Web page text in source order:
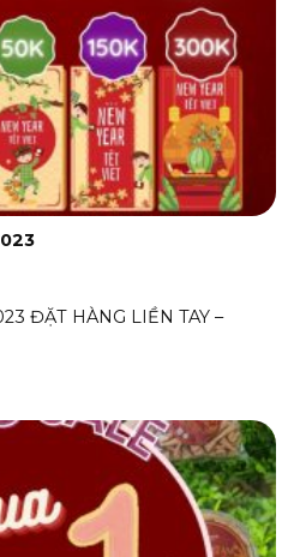
ĐẶT HÀNG LIỀN TAY –